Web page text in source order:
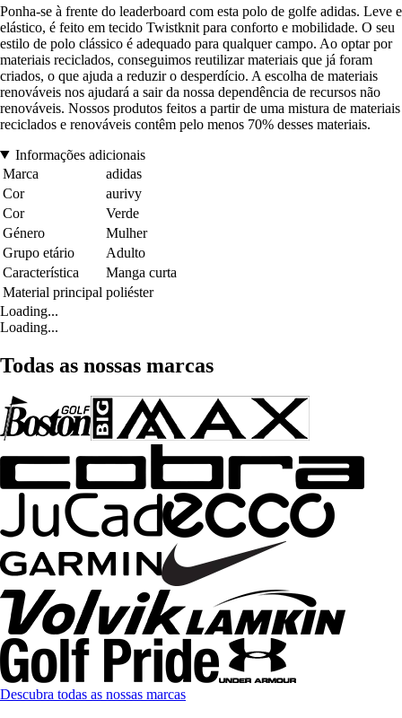
Ponha-se à frente do leaderboard com esta polo de golfe adidas. Leve e
elástico, é feito em tecido Twistknit para conforto e mobilidade. O seu
estilo de polo clássico é adequado para qualquer campo. Ao optar por
materiais reciclados, conseguimos reutilizar materiais que já foram
criados, o que ajuda a reduzir o desperdício. A escolha de materiais
renováveis nos ajudará a sair da nossa dependência de recursos não
renováveis. Nossos produtos feitos a partir de uma mistura de materiais
reciclados e renováveis contêm pelo menos 70% desses materiais.
Informações adicionais
Marca
adidas
Cor
aurivy
Cor
Verde
Género
Mulher
Grupo etário
Adulto
Característica
Manga curta
Material principal poliéster
Loading...
Loading...
Todas as nossas marcas
Descubra todas as nossas marcas